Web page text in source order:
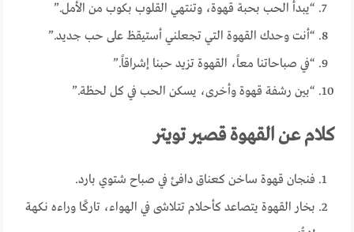
“يبدأ الحب بحبة قهوة، وتنتهي القلوب بكوب من الأمل.”
“أنت وحدك القهوة التي تجعلني أستيقظ على حب جديد.”
“في صباحاتنا معاً، القهوة تزيد حبنا إشراقاً.”
“بين رشفة قهوة وأخرى، يسكن الحب في كل لحظة.”
كلام عن القهوة قصير تويتر
فنجان قهوة ساخن كعناق دافئ في صباح شتوي بارد.
بخار القهوة يتصاعد كأحلام تتلاشى في الهواء، تاركًا وراءه نكهة